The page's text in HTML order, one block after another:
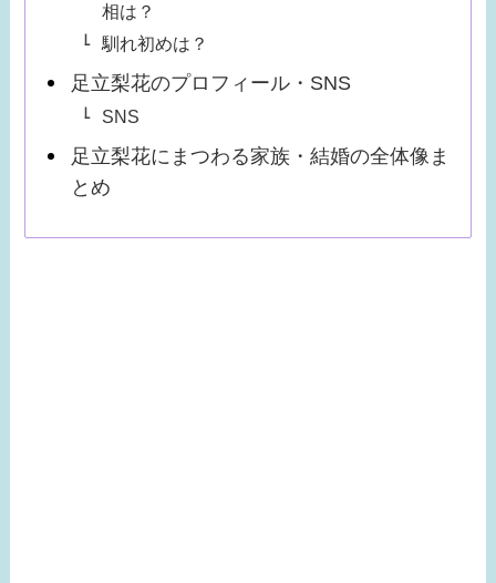
相は？
馴れ初めは？
足立梨花のプロフィール・SNS
SNS
足立梨花にまつわる家族・結婚の全体像ま
とめ